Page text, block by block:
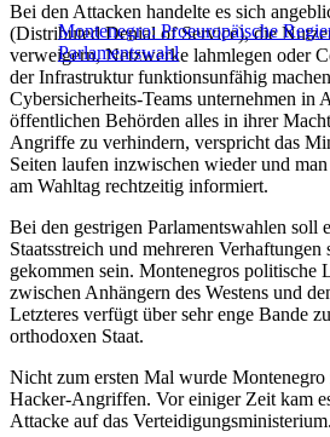
Montenegro: Proeuropäische
Parlamentswahl
Bei den Attacken handelte es sich
(Distributed Denial of Service), die
verweigern, Netzwerke lahmlegen oder
der Infrastruktur funktionsunfähig
Cybersicherheits-Teams unternehmen in
öffentlichen Behörden alles in ihrer
Angriffe zu verhindern, verspricht das
Seiten laufen inzwischen wieder und
am Wahltag rechtzeitig informiert.
Bei den gestrigen Parlamentswahlen soll
Staatsstreich und mehreren
gekommen sein. Montenegros politische
zwischen Anhängern des Westens und
Letzteres verfügt über sehr enge Bande
orthodoxen Staat.
Nicht zum ersten Mal wurde
Hacker-Angriffen. Vor einiger Zeit kam
Attacke auf das Verteidigungsministerium.